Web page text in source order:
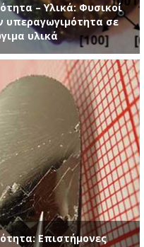
– Υλικά: Φυσικοί
υπεραγωγιμότητα σε
υλικά
Επιστήμονες